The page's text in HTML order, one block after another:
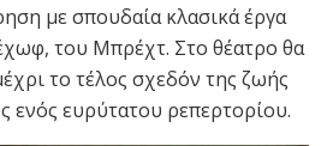
με σπουδαία κλασικά έργα
του Μπρέχτ. Στο θέατρο θα
το τέλος σχεδόν της ζωής
ενός ευρύτατου ρεπερτορίου.